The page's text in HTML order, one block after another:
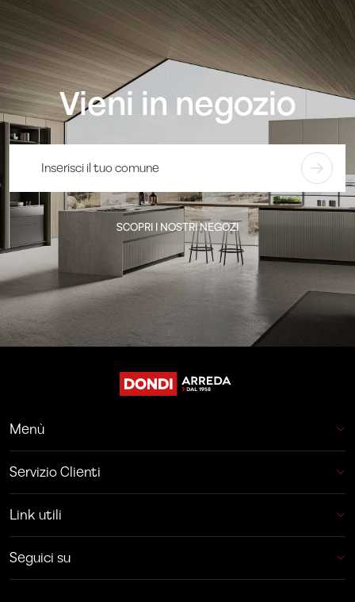
Vieni in negozio
SCOPRI I NOSTRI NEGOZI
Menù
Servizio Clienti
Link utili
Seguici su